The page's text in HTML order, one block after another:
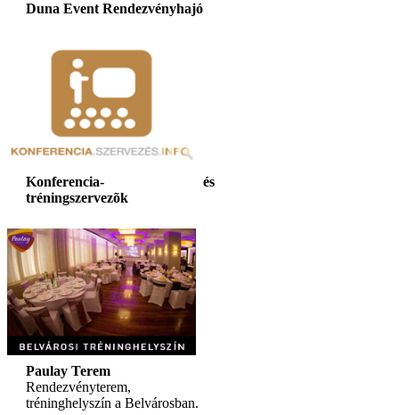
Duna Event Rendezvényhajó
Konferencia- és
tréningszervezõk
Paulay Terem
Rendezvényterem,
tréninghelyszín a Belvárosban.